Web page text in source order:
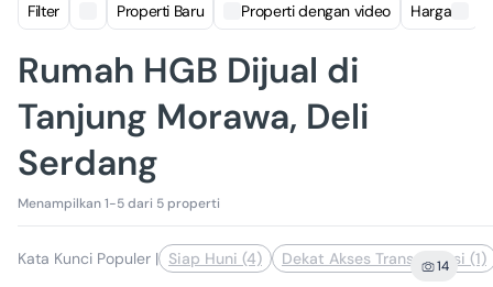
Filter Properti Baru Properti dengan video Harga
Rumah HGB Dijual di
Tanjung Morawa, Deli
Serdang
Menampilkan 1-5 dari 5 properti
Kata Kunci Populer | Siap Huni (4) Dekat Akses Transportasi (1)
14